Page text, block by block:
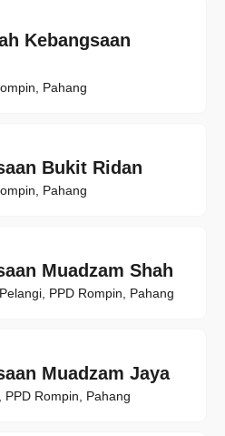
Kebangsaan
Pahang
Bukit Ridan
Pahang
Muadzam Shah
PPD Rompin, Pahang
Muadzam Jaya
Rompin, Pahang